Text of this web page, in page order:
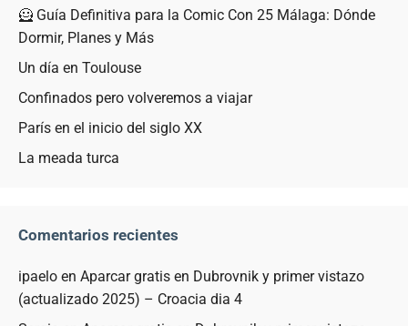
🦸 Guía Definitiva para la Comic Con 25 Málaga: Dónde
Dormir, Planes y Más
Un día en Toulouse
Confinados pero volveremos a viajar
París en el inicio del siglo XX
La meada turca
Comentarios recientes
ipaelo en Aparcar gratis en Dubrovnik y primer vistazo
(actualizado 2025) – Croacia dia 4